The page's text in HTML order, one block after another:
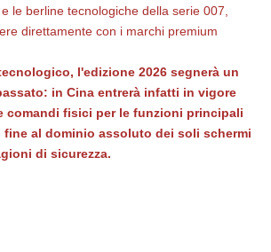
e le berline tecnologiche della serie 007,
direttamente con i marchi premium
l'edizione 2026 segnerà un
in Cina entrerà infatti in vigore
comandi fisici per le funzioni principali
al dominio assoluto dei soli schermi
di sicurezza.